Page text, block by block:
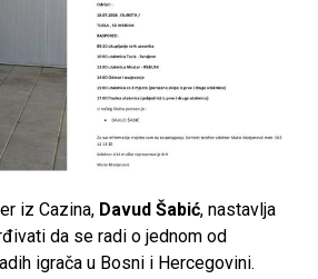
iz Cazina, Davud Šabić, nastavlja
da se radi o jednom od
igrača u Bosni i Hercegovini.